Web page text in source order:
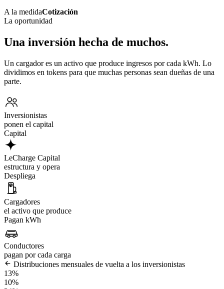
A la medidaCotización
La oportunidad
Una inversión hecha de muchos.
Un cargador es un activo que produce ingresos por cada kWh. Lo
dividimos en tokens para que muchas personas sean dueñas de una
parte.
Inversionistas
ponen el capital
Capital
LeCharge Capital
estructura y opera
Despliega
Cargadores
el activo que produce
Pagan kWh
Conductores
pagan por cada carga
Distribuciones mensuales de vuelta a los inversionistas
13%
10%